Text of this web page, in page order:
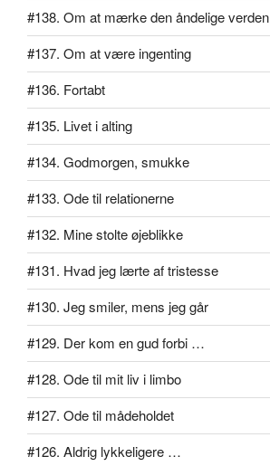
#138. Om at mærke den åndelige verden
#137. Om at være ingenting
#136. Fortabt
#135. Livet i alting
#134. Godmorgen, smukke
#133. Ode til relationerne
#132. Mine stolte øjeblikke
#131. Hvad jeg lærte af tristesse
#130. Jeg smiler, mens jeg går
#129. Der kom en gud forbi …
#128. Ode til mit liv i limbo
#127. Ode til mådeholdet
#126. Aldrig lykkeligere …